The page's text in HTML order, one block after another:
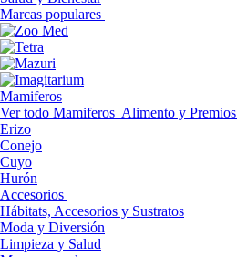
Marcas populares
Mamiferos
Ver todo Mamiferos Alimento y Premios
Erizo
Conejo
Cuyo
Hurón
Accesorios
Hábitats, Accesorios y Sustratos
Moda y Diversión
Limpieza y Salud